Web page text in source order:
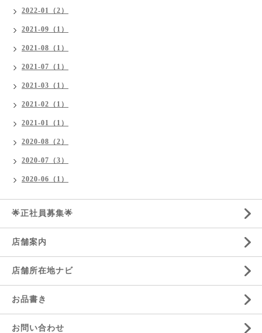
2022-01（2）
2021-09（1）
2021-08（1）
2021-07（1）
2021-03（1）
2021-02（1）
2021-01（1）
2020-08（2）
2020-07（3）
2020-06（1）
🌟正社員募集🌟
店舗案内
店舗所在地ナビ
お品書き
お問い合わせ